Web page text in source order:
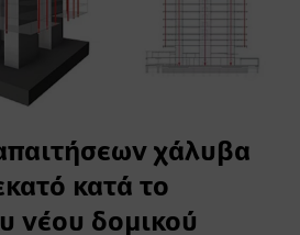
χάλυβα
κατά το
νέου δομικού